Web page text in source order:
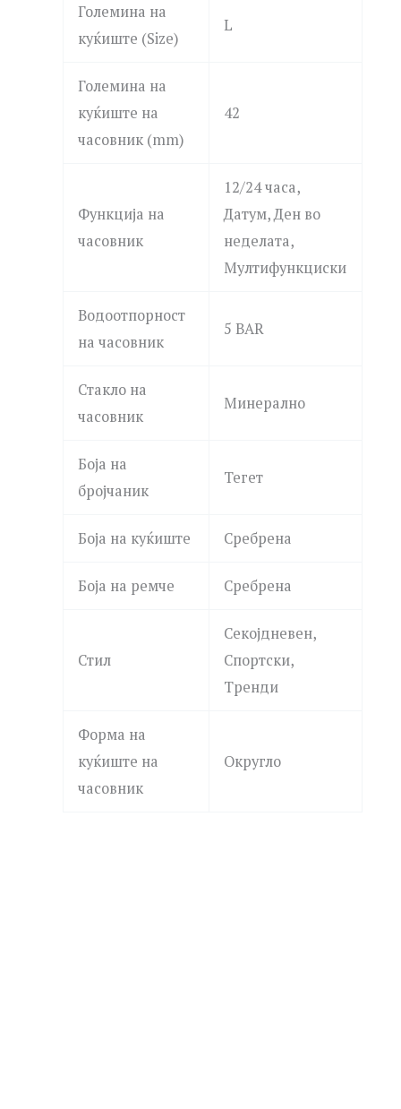
Големина на
куќиште (Size)
L
Големина на
куќиште на
часовник (mm)
42
Функција на
часовник
12/24 часа,
Датум, Ден во
неделата,
Мултифункциски
Водоотпорност
на часовник
5 BAR
Стакло на
часовник
Минерално
Боја на
бројчаник
Тегет
Боја на куќиште Сребрена
Боја на ремче Сребрена
Стил
Секојдневен,
Спортски,
Тренди
Форма на
куќиште на
часовник
Округло